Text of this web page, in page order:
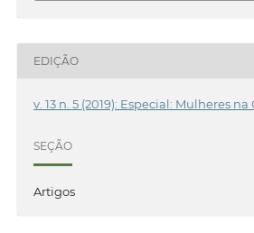
EDIÇÃO
v. 13 n. 5 (2019): Especial: Mulheres na
SEÇÃO
Artigos